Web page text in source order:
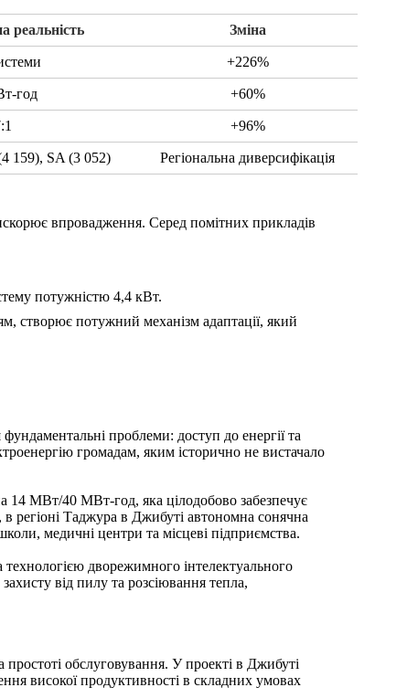
реальність Зміна
+226%
год +60%
+96%
159), SA (3 052) Регіональна диверсифікація
впровадження. Серед помітних прикладів
потужністю 4,4 кВт.
створює потужний механізм адаптації, який
проблеми: доступ до енергії та
громадам, яким історично не вистачало
14 МВт/40 МВт-год, яка цілодобово забезпечує
в регіоні Таджура в Джибуті автономна сонячна
медичні центри та місцеві підприємства.
дворежимного інтелектуального
від пилу та розсіювання тепла,
обслуговування. У проекті в Джибуті
високої продуктивності в складних умовах